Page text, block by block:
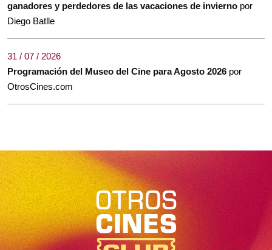
ganadores y perdedores de las vacaciones de invierno por
Diego Batlle
31 / 07 / 2026
Programación del Museo del Cine para Agosto 2026 por
OtrosCines.com